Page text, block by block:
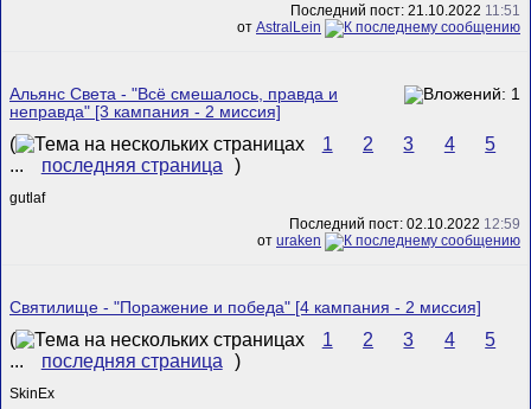
Последний пост: 21.10.2022 11:51
от AstralLein
Альянс Света - "Всё смешалось, правда и
неправда" [3 кампания - 2 миссия]
( 1 2 3 4
5
...
последняя страница )
gutlaf
Последний пост: 02.10.2022 12:59
от uraken
Святилище - "Поражение и победа" [4 кампания - 2 миссия]
( 1 2 3 4
5
...
последняя страница )
SkinEx